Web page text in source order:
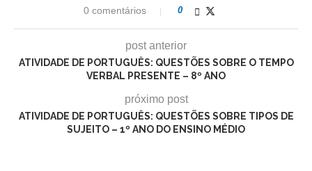
0 comentários 0
post anterior
ATIVIDADE DE PORTUGUÊS: QUESTÕES SOBRE O TEMPO
VERBAL PRESENTE – 8º ANO
próximo post
ATIVIDADE DE PORTUGUÊS: QUESTÕES SOBRE TIPOS DE
SUJEITO – 1º ANO DO ENSINO MÉDIO